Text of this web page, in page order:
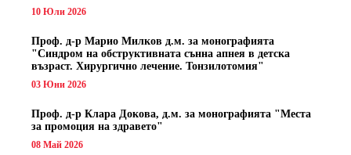
10 Юли 2026
Проф. д-р Марио Милков д.м. за монографията
"Синдром на обструктивната сънна апнея в детска
възраст. Хирургично лечение. Тонзилотомия"
03 Юни 2026
Проф. д-р Клара Докова, д.м. за монографията "Места
за промоция на здравето"
08 Май 2026